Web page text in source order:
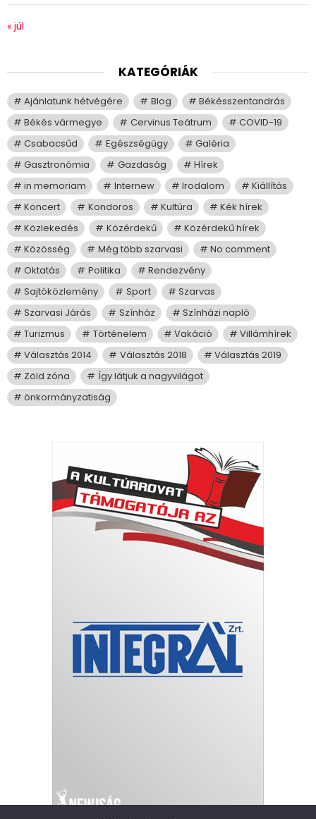
« júl
KATEGÓRIÁK
Ajánlatunk hétvégére Blog
Békésszentandrás
Békés vármegye
Cervinus Teátrum
COVID-19
Csabacsűd
Egészségügy
Galéria
Gasztronómia
Gazdaság
Hírek
in memoriam
Internew Irodalom
Kiállítás
Koncert
Kondoros Kultúra
Kék hírek
Közlekedés
Közérdekű
Közérdekű hírek
Közösség
Még több szarvasi
No comment
Oktatás
Politika
Rendezvény
Sajtóközlemény
Sport
Szarvas
Szarvasi Járás
Színház
Színházi napló
Turizmus
Történelem Vakáció
Villámhírek
Választás 2014
Választás 2018
Választás 2019
Zöld zóna
Így látjuk a nagyvilágot
önkormányzatiság